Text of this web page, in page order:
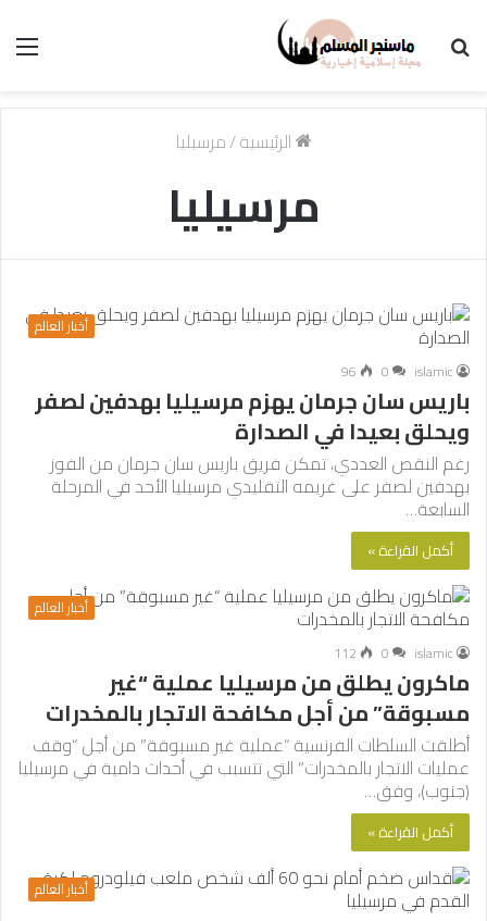
الرئيسية/مرسيليا
مرسيليا
أخبار العالم
islamic
0
96
باريس سان جرمان يهزم مرسيليا بهدفين لصفر
ويحلق بعيدا في الصدارة
رغم النقص العددي، تمكن فريق باريس سان جرمان من الفوز
بهدفين لصفر على غريمه التقليدي مرسيليا الأحد في المرحلة
السابعة…
أكمل القراءة »
أخبار العالم
islamic
0
112
ماكرون يطلق من مرسيليا عملية “غير
مسبوقة” من أجل مكافحة الاتجار بالمخدرات
أطلقت السلطات الفرنسية “عملية غير مسبوقة” من أجل “وقف
عمليات الاتجار بالمخدرات” التي تتسبب في أحداث دامية في مرسيليا
(جنوب)، وفق…
أكمل القراءة »
أخبار العالم